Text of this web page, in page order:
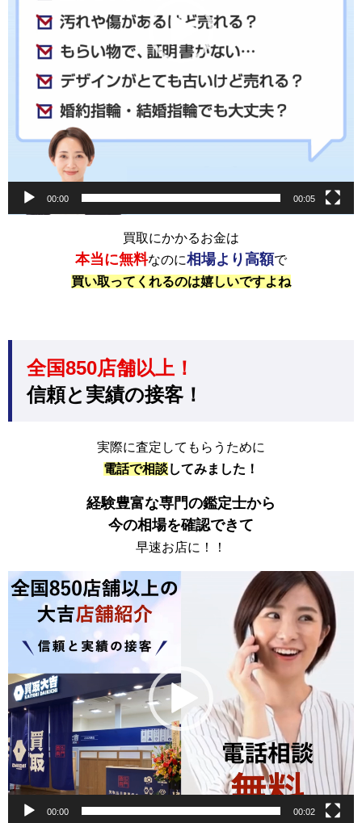
00:00 00:05
買取にかかるお金は
本当に無料なのに相場より高額で
買い取ってくれるのは嬉しいですよね
全国850店舗以上！
信頼と実績の接客！
実際に査定してもらうために
電話で相談してみました！
経験豊富な専門の鑑定士から
今の相場を確認できて
早速お店に！！
動
画
ヤ
ー
00:00 00:02